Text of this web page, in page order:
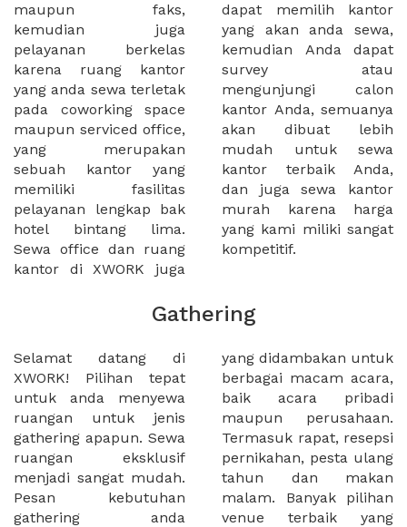
maupun faks,
kemudian juga
pelayanan berkelas
karena ruang kantor
yang anda sewa terletak
pada coworking space
maupun serviced office,
yang merupakan
sebuah kantor yang
memiliki fasilitas
pelayanan lengkap bak
hotel bintang lima.
Sewa office dan ruang
kantor di XWORK juga
dapat memilih kantor
yang akan anda sewa,
kemudian Anda dapat
survey atau
mengunjungi calon
kantor Anda, semuanya
akan dibuat lebih
mudah untuk sewa
kantor terbaik Anda,
dan juga sewa kantor
murah karena harga
yang kami miliki sangat
kompetitif.
Gathering
Selamat datang di
XWORK! Pilihan tepat
untuk anda menyewa
ruangan untuk jenis
gathering apapun. Sewa
ruangan eksklusif
menjadi sangat mudah.
Pesan kebutuhan
gathering anda
yang didambakan untuk
berbagai macam acara,
baik acara pribadi
maupun perusahaan.
Termasuk rapat, resepsi
pernikahan, pesta ulang
tahun dan makan
malam. Banyak pilihan
venue terbaik yang